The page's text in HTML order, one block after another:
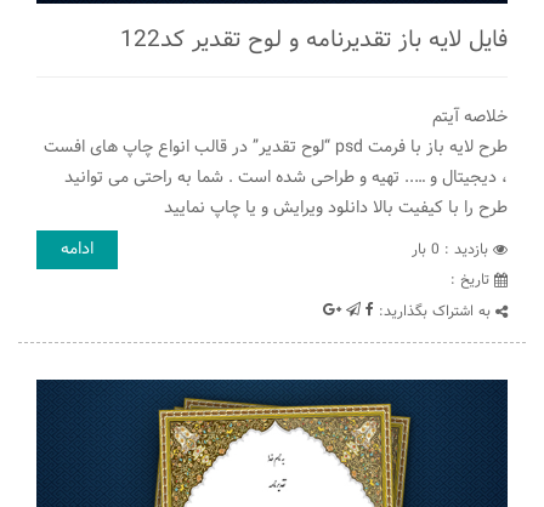
فایل لایه باز تقدیرنامه و لوح تقدیر کد122
خلاصه آیتم
طرح لایه باز با فرمت psd “لوح تقدیر” در قالب انواع چاپ های افست
، دیجیتال و ….. تهیه و طراحی شده است . شما به راحتی می توانید
طرح را با کیفیت بالا دانلود ویرایش و یا چاپ نمایید
بازدید : 0 بار
تاريخ :
به اشتراک بگذارید:
ادامه